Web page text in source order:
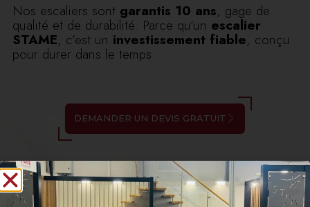
Nos escaliers sont garantis 10 ans, gage de
qualité et de durabilité. Parce qu’un escalier
STAME, c’est un investissement fiable, conçu
pour durer dans le temps.
DEMANDER UN DEVIS GRATUIT